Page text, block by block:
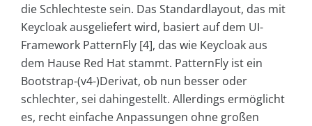
die Schlechteste sein. Das Standardlayout, das mit
Keycloak ausgeliefert wird, basiert auf dem UI-
Framework PatternFly [4], das wie Keycloak aus
dem Hause Red Hat stammt. PatternFly ist ein
Bootstrap-(v4-)Derivat, ob nun besser oder
schlechter, sei dahingestellt. Allerdings ermöglicht
es, recht einfache Anpassungen ohne großen